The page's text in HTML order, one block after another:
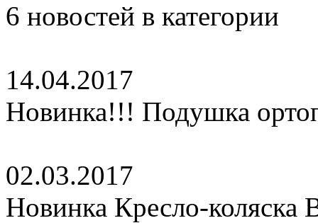
6 новостей в категории
14.04.2017
Новинка!!! Подушка
02.03.2017
Новинка Кресло-коляска